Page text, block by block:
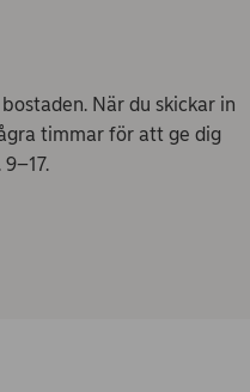
När du skickar in
timmar för att ge dig